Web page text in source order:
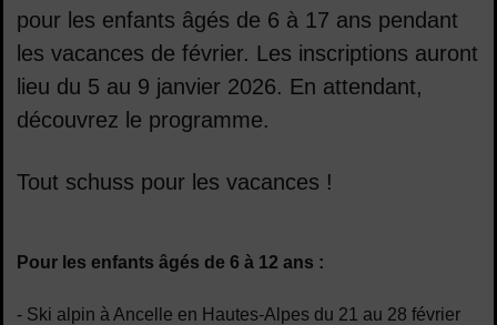
pour les enfants âgés de 6 à 17 ans pendant
les vacances de février. Les inscriptions auront
lieu du 5 au 9 janvier 2026. En attendant,
découvrez le programme.
Tout schuss pour les vacances !
Pour les enfants âgés de 6 à 12 ans :
- Ski alpin à Ancelle en Hautes-Alpes du 21 au 28 février